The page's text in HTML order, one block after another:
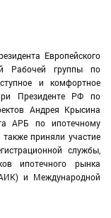
Европейского
Рабочей группы по
и комфортное
Президенте РФ по
Андрея Крысина
АРБ по ипотечному
приняли участие
службы,
ипотечного рынка
и Международной